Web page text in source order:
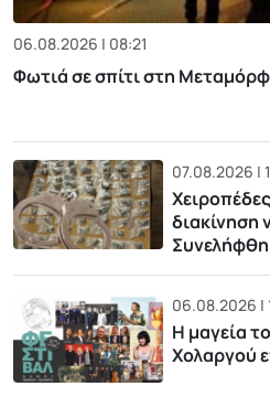
06.08.2026 | 08:21
Φωτιά σε σπίτι στη
07.08.2026 |
διακίνηση
Συνελήφθη
06.08.2026 |
Η μαγεία
Χολαργού